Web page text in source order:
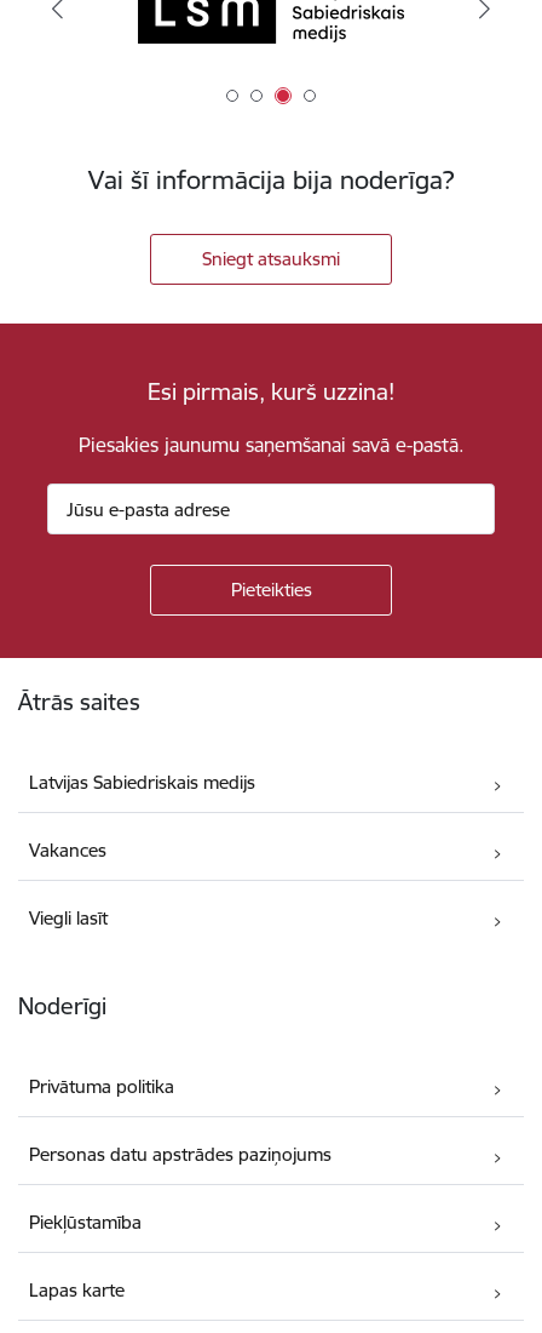
Vai šī informācija bija noderīga?
Sniegt atsauksmi
Esi pirmais, kurš uzzina!
Piesakies jaunumu saņemšanai savā e-pastā.
Ātrās saites
Latvijas Sabiedriskais medijs
Vakances
Viegli lasīt
Noderīgi
Privātuma politika
Personas datu apstrādes paziņojums
Piekļūstamība
Lapas karte